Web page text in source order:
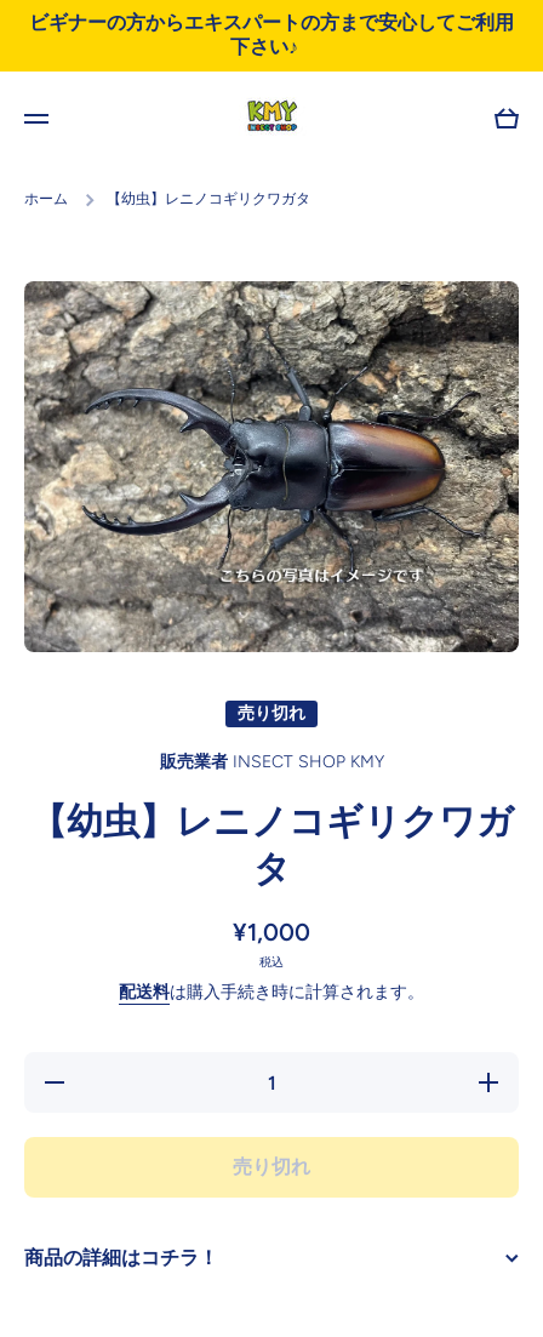
コンテンツにスキップ
ビギナーの方からエキスパートの方まで安心してご利用
下さい♪
ー
ホーム 【幼虫】レニノコギリクワガタ
商品情報にスキップ
売り切れ
販売業者INSECT SHOP KMY
【幼虫】レニノコギリクワガ
タ
¥1,000
税込
配送料は購入手続き時に計算されます。
の数
の数
売り切れ
商品の詳細はコチラ！